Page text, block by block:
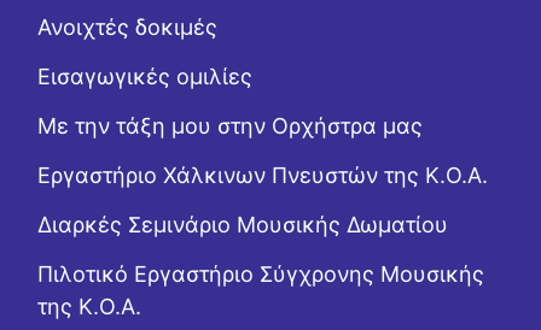
Ανοιχτές δοκιμές
Εισαγωγικές ομιλίες
Με την τάξη μου στην Ορχήστρα μας
Εργαστήριo Χάλκινων Πνευστών της Κ.Ο.Α.
Διαρκές Σεμινάριο Μουσικής Δωματίου
Πιλοτικό Εργαστήριο Σύγχρονης Μουσικής
της Κ.Ο.Α.